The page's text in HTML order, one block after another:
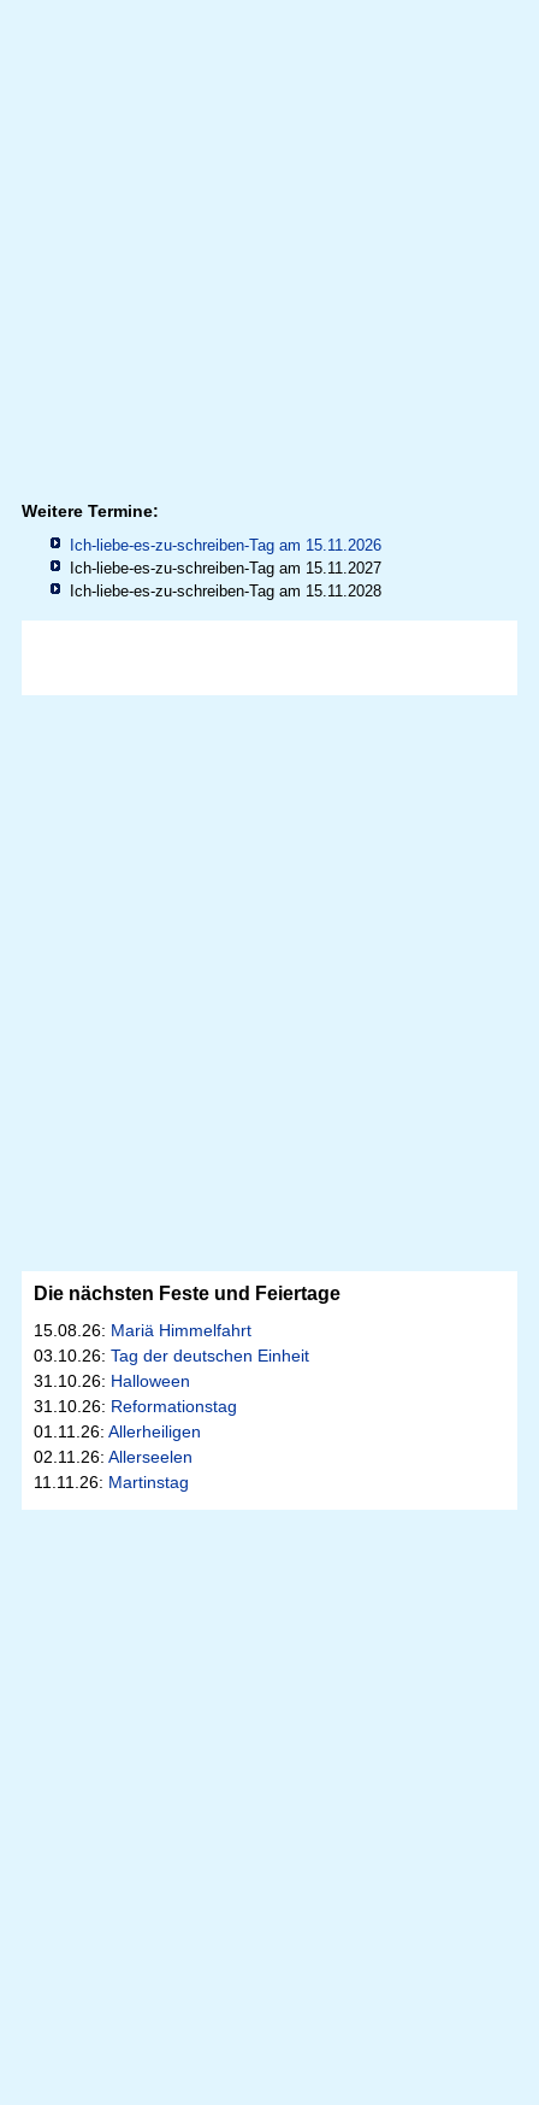
Weitere Termine:
Ich-liebe-es-zu-schreiben-Tag am 15.11.2026
Ich-liebe-es-zu-schreiben-Tag am 15.11.2027
Ich-liebe-es-zu-schreiben-Tag am 15.11.2028
Die nächsten Feste und Feiertage
15.08.26: Mariä Himmelfahrt
03.10.26: Tag der deutschen Einheit
31.10.26: Halloween
31.10.26: Reformationstag
01.11.26: Allerheiligen
02.11.26: Allerseelen
11.11.26: Martinstag